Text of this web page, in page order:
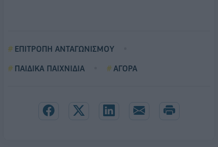
ΕΠΙΤΡΟΠΗ ΑΝΤΑΓΩΝΙΣΜΟΥ
ΠΑΙΔΙΚΑ ΠΑΙΧΝΙΔΙΑ
ΑΓΟΡΑ